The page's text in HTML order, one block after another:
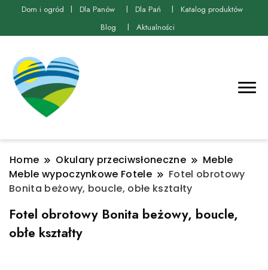
Dom i ogród Dla Panów Dla Pań
Katalog produktów
Blog
Aktualności
Home Okulary przeciwsłoneczne
Meble
Meble wypoczynkowe Fotele
Fotel obrotowy
Bonita beżowy, boucle, obłe kształty
Fotel obrotowy Bonita beżowy, boucle,
obłe kształty